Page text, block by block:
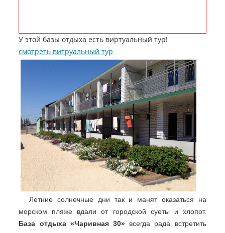
У этой базы отдыха есть виртуальный тур!
смотреть витруальный тур
Летние солнечные дни так и манят оказаться на
морском пляже вдали от городской суеты и хлопот.
База отдыха «Чаривная 30» всегда рада встретить